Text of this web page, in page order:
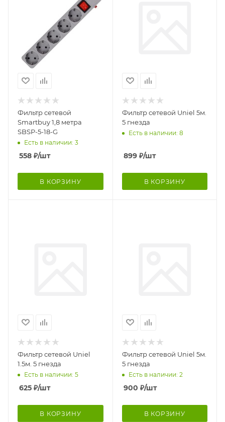
Фильтр сетевой
Smartbuy 1,8 метра
SBSP-5-18-G
Есть в наличии: 3
558 ₽/шт
В КОРЗИНУ
Фильтр сетевой Uniel 5м.
5 гнезда
Есть в наличии: 8
899₽/шт
В КОРЗИНУ
Фильтр сетевой Uniel
1.5м. 5 гнезда
Есть в наличии: 5
625 ₽/шт
В КОРЗИНУ
Фильтр сетевой Uniel 5м.
5 гнезда
Есть в наличии: 2
900 ₽/шт
В КОРЗИНУ